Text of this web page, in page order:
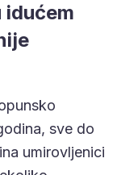
idućem
sve do
umirovljenici